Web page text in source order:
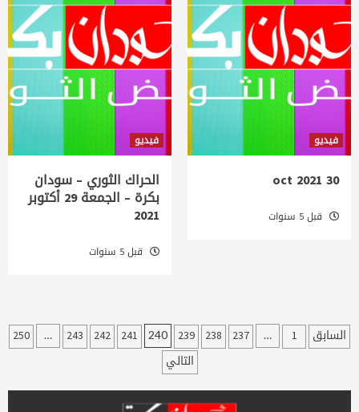
فيديو
30 oct 2021
قبل 5 سنوات
فيديو
الحراك الثوري – سودان
بكرة – الجمعة 29 أكتوبر
2021
قبل 5 سنوات
تعدد
صفحات
المقالات
السابق 1
…
237
238
239
240
241
242
243
…
250
التالي